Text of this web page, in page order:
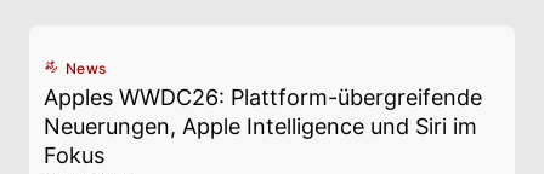
News
Apples WWDC26: Plattform-übergreifende
Neuerungen, Apple Intelligence und Siri im
Fokus